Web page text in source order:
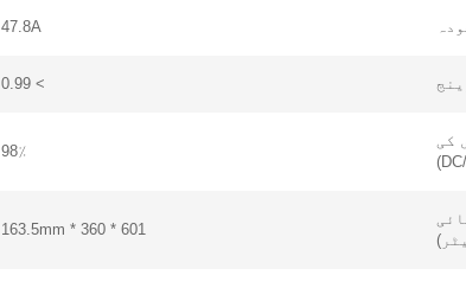
47.8A
> 0.99
کی
98٪
601 * 360 * 163.5mm